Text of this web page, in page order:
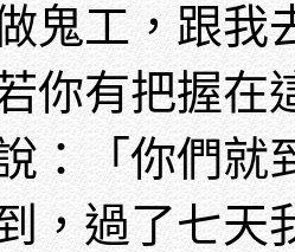
鬼工，跟我
你有把握在
：「你們就
，過了七天